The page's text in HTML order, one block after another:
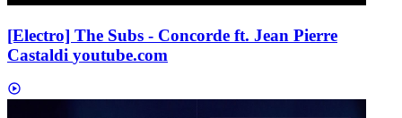
[Electro] The Subs - Concorde ft. Jean Pierre
Castaldi youtube.com